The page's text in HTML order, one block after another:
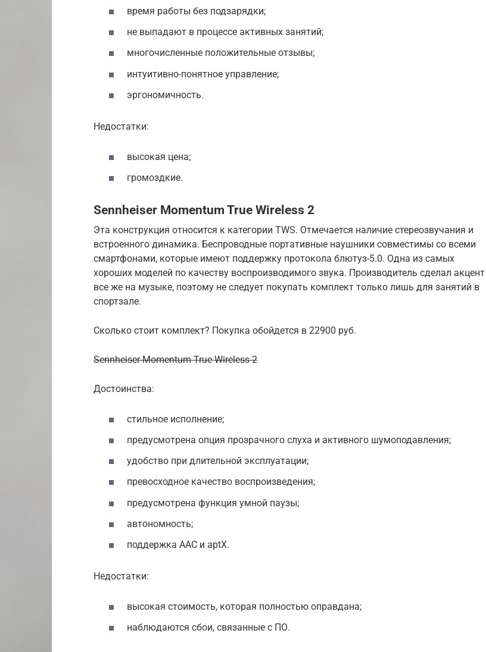
время работы без подзарядки;
не выпадают в процессе активных занятий;
многочисленные положительные отзывы;
интуитивно-понятное управление;
эргономичность.
Недостатки:
высокая цена;
громоздкие.
Sennheiser Momentum True Wireless 2
Эта конструкция относится к категории TWS. Отмечается наличие стереозвучания и
встроенного динамика. Беспроводные портативные наушники совместимы со всеми
смартфонами, которые имеют поддержку протокола блютуз-5.0. Одна из самых
хороших моделей по качеству воспроизводимого звука. Производитель сделал акцент
все же на музыке, поэтому не следует покупать комплект только лишь для занятий в
спортзале.
Сколько стоит комплект? Покупка обойдется в 22900 руб.
Sennheiser Momentum True Wireless 2
Достоинства:
стильное исполнение;
предусмотрена опция прозрачного слуха и активного шумоподавления;
удобство при длительной эксплуатации;
превосходное качество воспроизведения;
предусмотрена функция умной паузы;
автономность;
поддержка AAC и aptX.
Недостатки:
высокая стоимость, которая полностью оправдана;
наблюдаются сбои, связанные с ПО.